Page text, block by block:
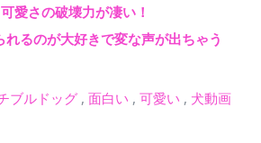
愛さの破壊力が凄い！
れるのが大好きで変な声が出ちゃう
ブルドッグ , 面白い , 可愛い , 犬動画